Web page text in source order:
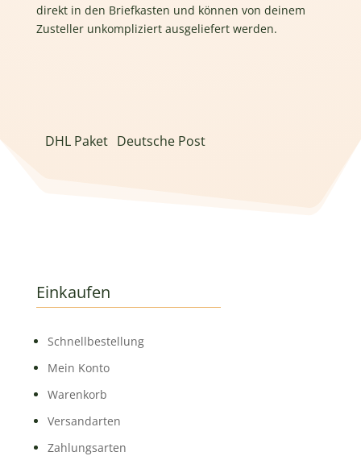
direkt in den Briefkasten und können von deinem
Zusteller unkompliziert ausgeliefert werden.
DHL Paket Deutsche Post
Einkaufen
Schnell­bestellung
Mein Konto
Warenkorb
Versandarten
Zahlungsarten